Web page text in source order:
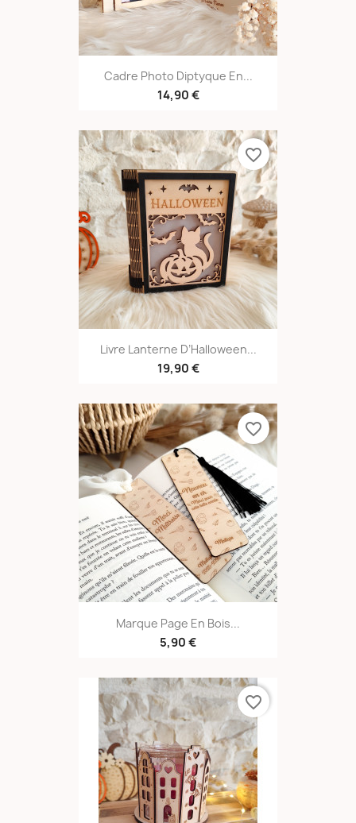
Cadre Photo Diptyque En...
14,90 €
Livre Lanterne D’Halloween...
19,90 €
favorite_border
Marque Page En Bois...
5,90 €
favorite_border
favorite_border